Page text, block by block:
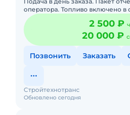
оператора. Топливо включено в
Долгосрочная аренда.
с малой наработ
2 500 ₽
20 000 ₽
Позвонить Заказать
Обновлено сегодня
Стройтехнотранс